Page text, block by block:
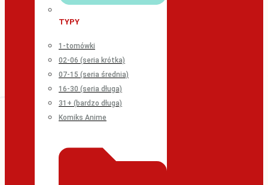
TYPY
1-tomówki
02-06 (seria krótka)
07-15 (seria średnia)
16-30 (seria długa)
31+ (bardzo długa)
Komiks Anime